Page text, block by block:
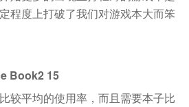
程度上打破了我们对游戏本大而笨
Book2 15
较平均的使用率，而且需要本子比